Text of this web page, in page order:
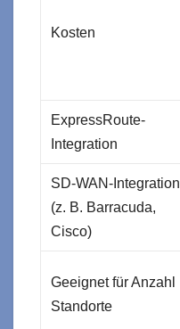
Kosten
ExpressRoute-
Integration
SD-WAN-Integration
(z. B. Barracuda,
Cisco)
Geeignet für Anzahl
Standorte